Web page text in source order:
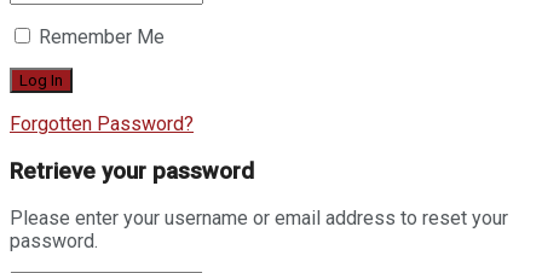
Remember Me
Forgotten Password?
Retrieve your password
Please enter your username or email address to reset your
password.